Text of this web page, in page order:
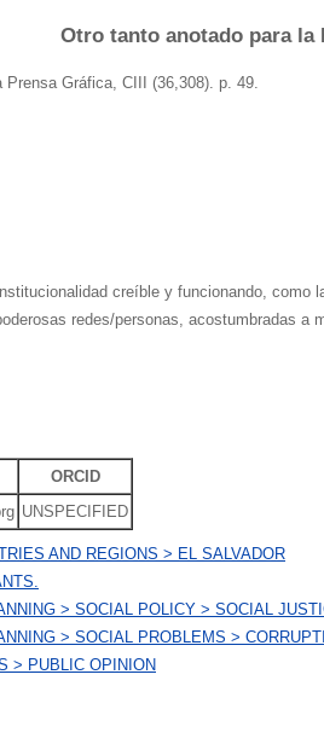
Otro tanto anotado para la
Prensa Gráfica, CIII (36,308). p. 49.
creíble y funcionando,
redes/personas, acostumbradas
ORCID
UNSPECIFIED
AND REGIONS > EL SALVADOR
> SOCIAL POLICY > SOCIAL
> SOCIAL PROBLEMS >
> PUBLIC OPINION